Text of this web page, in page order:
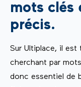
mots clés
précis.
Sur Ultiplace, il est
cherchant par
donc essentiel de